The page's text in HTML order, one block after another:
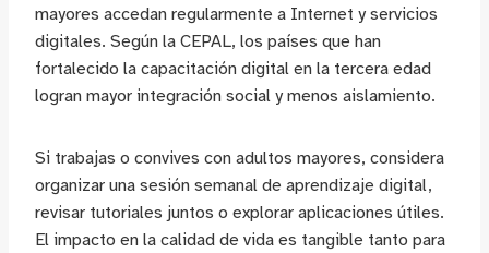
mayores accedan regularmente a Internet y servicios
digitales. Según la CEPAL, los países que han
fortalecido la capacitación digital en la tercera edad
logran mayor integración social y menos aislamiento.
Si trabajas o convives con adultos mayores, considera
organizar una sesión semanal de aprendizaje digital,
revisar tutoriales juntos o explorar aplicaciones útiles.
El impacto en la calidad de vida es tangible tanto para